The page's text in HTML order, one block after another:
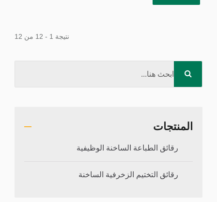
نتيجة 1 - 12 من 12
المنتجات
رقائق الطباعة الساخنة الوظيفية
رقائق التختيم الزخرفية الساخنة